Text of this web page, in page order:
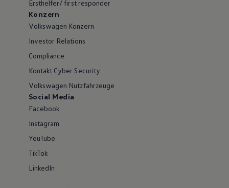
Ersthelfer/ first responder
Konzern
Volkswagen Konzern
Investor Relations
Compliance
Kontakt Cyber Security
Volkswagen Nutzfahrzeuge
Social Media
Facebook
Instagram
YouTube
TikTok
LinkedIn